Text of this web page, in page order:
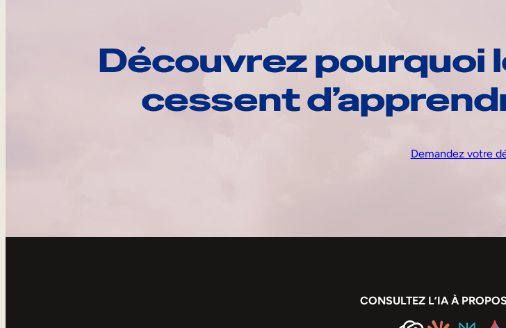
Découvrez pourquoi
cessent
Demandez votre
CONSULTEZ L’IA À